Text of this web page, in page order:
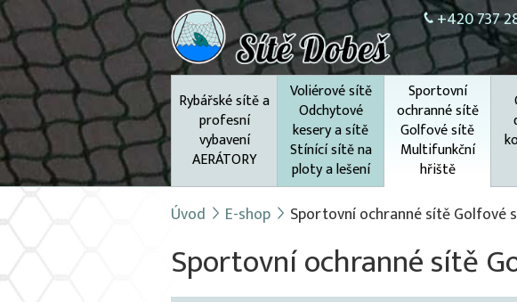
+420 737
Rybářské sítě a
profesní
vybavení
AERÁTORY
Voliérové sítě
Odchytové
kesery a sítě
Stínící sítě na
ploty a lešení
Sportovní
ochranné sítě
Golfové sítě
Multifunkční
hřiště
Úvod E-shop Sportovní ochranné sítě Golfové
Sportovní ochranné sítě